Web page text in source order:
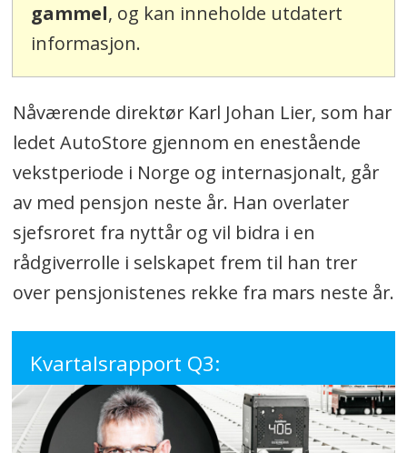
gammel, og kan inneholde utdatert
informasjon.
Nåværende direktør Karl Johan Lier, som har
ledet AutoStore gjennom en enestående
vekstperiode i Norge og internasjonalt, går
av med pensjon neste år. Han overlater
sjefsroret fra nyttår og vil bidra i en
rådgiverrolle i selskapet frem til han trer
over pensjonistenes rekke fra mars neste år.
Kvartalsrapport Q3: